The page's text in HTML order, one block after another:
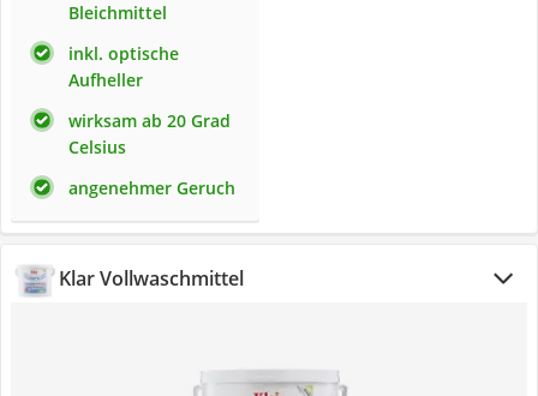
Bleichmittel
inkl. optische
Aufheller
wirksam ab 20 Grad
Celsius
angenehmer Geruch
Klar Vollwaschmittel